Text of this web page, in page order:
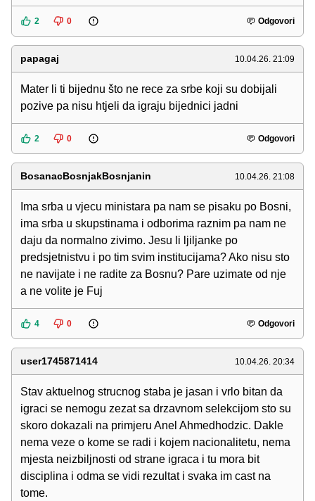
2 0 Odgovori
papagaj 10.04.26. 21:09
Mater li ti bijednu što ne rece za srbe koji su dobijali
pozive pa nisu htjeli da igraju bijednici jadni
2 0 Odgovori
BosanacBosnjakBosnjanin 10.04.26. 21:08
Ima srba u vjecu ministara pa nam se pisaku po Bosni,
ima srba u skupstinama i odborima raznim pa nam ne
daju da normalno zivimo. Jesu li ljiljanke po
predsjetnistvu i po tim svim institucijama? Ako nisu sto
ne navijate i ne radite za Bosnu? Pare uzimate od nje
a ne volite je Fuj
4 0 Odgovori
user1745871414 10.04.26. 20:34
Stav aktuelnog strucnog staba je jasan i vrlo bitan da
igraci se nemogu zezat sa drzavnom selekcijom sto su
skoro dokazali na primjeru Anel Ahmedhodzic. Dakle
nema veze o kome se radi i kojem nacionalitetu, nema
mjesta neizbiljnosti od strane igraca i tu mora bit
disciplina i odma se vidi rezultat i svaka im cast na
tome.